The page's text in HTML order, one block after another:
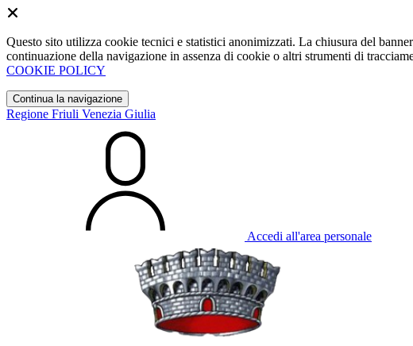
Questo sito utilizza cookie tecnici e statistici anonimizzati. La chiusura del
continuazione della navigazione in assenza di cookie o altri strumenti di
COOKIE POLICY
Continua la navigazione
Regione Friuli Venezia Giulia
Accedi all'area personale